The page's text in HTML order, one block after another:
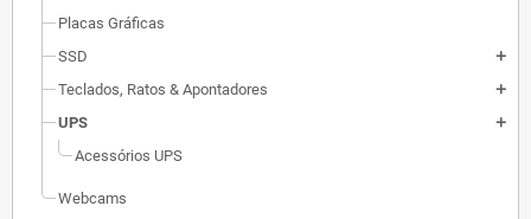
Placas Gráficas
SSD
add
Teclados, Ratos & Apontadores add
UPS add
Acessórios UPS
Webcams